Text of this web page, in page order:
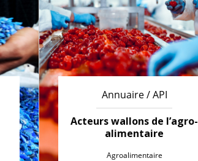
Annuaire / API
Acteurs wallons de l’agro-
alimentaire
Agroalimentaire